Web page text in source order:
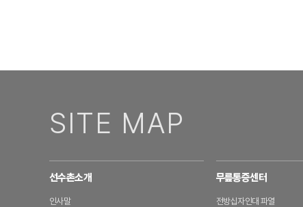
SITE MAP
선수촌소개
인사말
무릎통증센터
전방십자인대 파열